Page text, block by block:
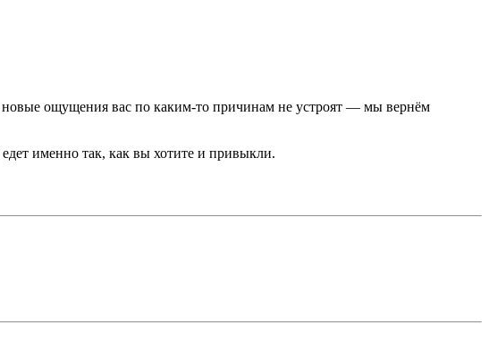
новые ощущения вас по каким-то причинам не устроят — мы вернём
именно так, как вы хотите и привыкли.